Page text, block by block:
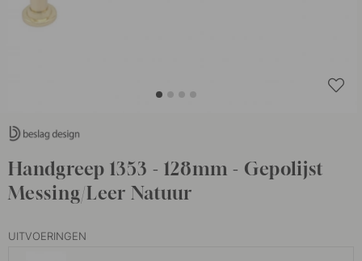
Handgreep 1353 - 128mm - Gepolijst
Messing/Leer Natuur
UITVOERINGEN